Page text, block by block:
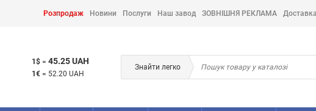
Розпродаж Новини Послуги Наш завод ЗОВНІШНЯ РЕКЛАМА Доставка
1$ = 45.25 UAH
1€ = 52.20 UAH
Знайти легко